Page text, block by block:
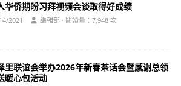
华侨期盼习拜视频会谈取得好成绩
2021 編輯部 · 閱讀量：7,948 次
里联谊会举办2026年新春茶话会暨感谢总领
暖心包活动